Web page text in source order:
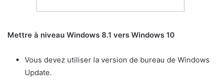
Mettre à niveau Windows 8.1 vers Windows 10
Vous devez utiliser la version de bureau de Windows
Update.